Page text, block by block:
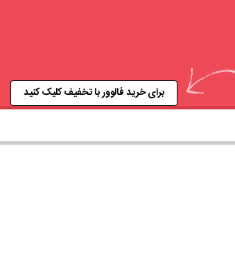
برای خرید فالوور با تخفیف کلیک کنید